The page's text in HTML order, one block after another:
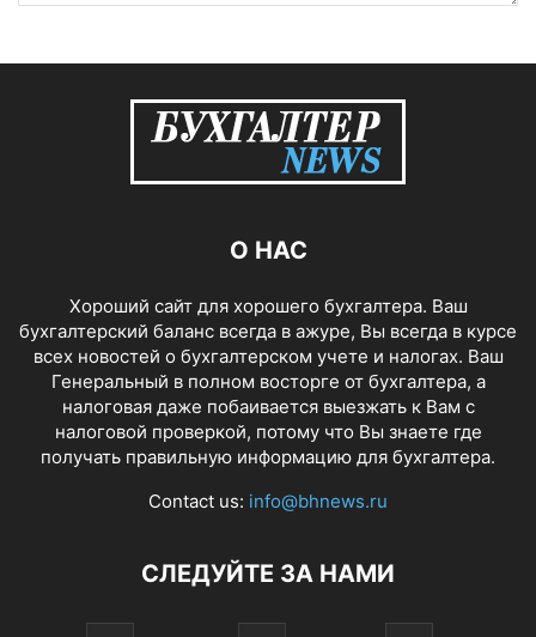
О НАС
Хороший сайт для хорошего бухгалтера. Ваш
бухгалтерский баланс всегда в ажуре, Вы всегда в курсе
всех новостей о бухгалтерском учете и налогах. Ваш
Генеральный в полном восторге от бухгалтера, а
налоговая даже побаивается выезжать к Вам с
налоговой проверкой, потому что Вы знаете где
получать правильную информацию для бухгалтера.
Contact us: info@bhnews.ru
СЛЕДУЙТЕ ЗА НАМИ